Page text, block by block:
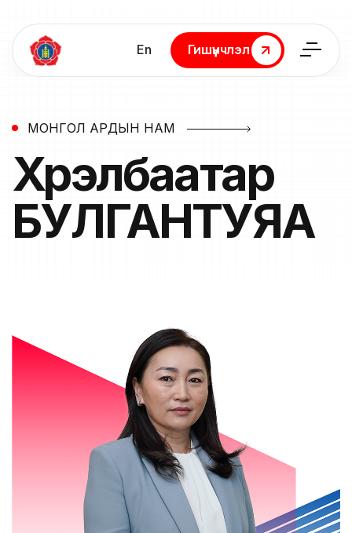
En
Гишүүнчлэл
Гишүүнчлэл
МОНГОЛ АРДЫН НАМ
Хүрэлбаатар
БУЛГАНТУЯА